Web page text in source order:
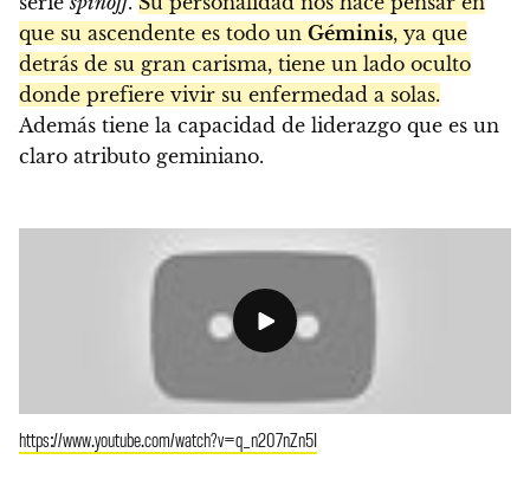
que su ascendente es todo un Géminis, ya que
detrás de su gran carisma, tiene un lado oculto
donde prefiere vivir su enfermedad a solas.
Además tiene la capacidad de liderazgo que es un
claro atributo geminiano.
https://www.youtube.com/watch?v=q_n207nZn5I